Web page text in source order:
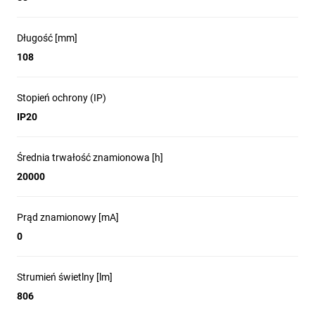
Stopień ochrony: IP20
Zawartość rtęci: 0 mg
Współrzędna chromatyczności y: 0.42
Współczynnik zachowania strumienia świetlnego: 0.95
Jednolitość barwy w elipsach McAdama: 3
Wskaźnik efektu stroboskopowego (SVM): 0.1
Typ opakowania: Retail Box
Wymiary / Waga:
średnica: 60 mm
Długość [mm]
108
Stopień ochrony (IP)
IP20
Średnia trwałość znamionowa [h]
20000
Prąd znamionowy [mA]
0
Strumień świetlny [lm]
806